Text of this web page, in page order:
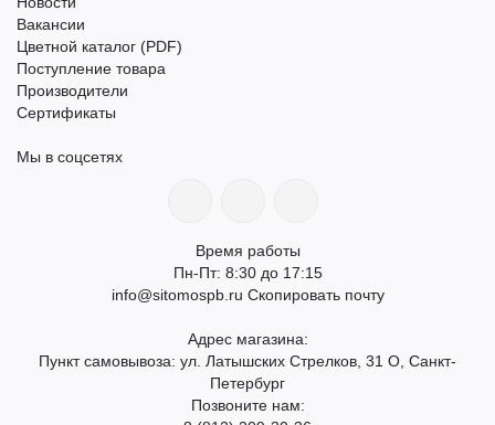
Вакансии
Цветной каталог (PDF)
Поступление товара
Производители
Сертификаты
Мы в соцсетях
Время работы
Пн-Пт: 8:30 до 17:15
info@sitomospb.ru Скопировать почту
Адрес магазина:
Пункт самовывоза: ул. Латышских Стрелков, 31 О, Санкт-
Петербург
Позвоните нам: